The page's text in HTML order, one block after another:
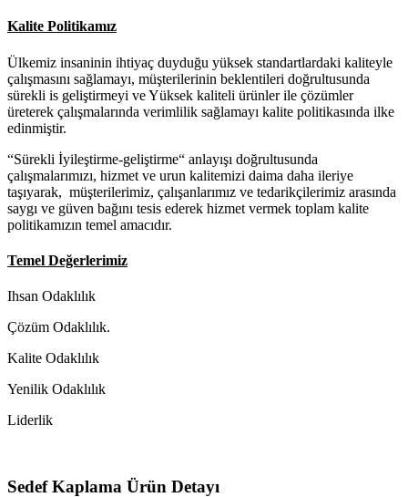
Kalite Politikamız
Ülkemiz insaninin ihtiyaç duyduğu yüksek standartlardaki kaliteyle
çalışmasını sağlamayı, müşterilerinin beklentileri doğrultusunda
sürekli is geliştirmeyi ve Yüksek kaliteli ürünler ile çözümler
üreterek çalışmalarında verimlilik sağlamayı kalite politikasında ilke
edinmiştir.
“Sürekli İyileştirme-geliştirme“ anlayışı doğrultusunda
çalışmalarımızı, hizmet ve urun kalitemizi daima daha ileriye
taşıyarak, müşterilerimiz, çalışanlarımız ve tedarikçilerimiz arasında
saygı ve güven bağını tesis ederek hizmet vermek toplam kalite
politikamızın temel amacıdır.
Temel Değerlerimiz
Ihsan Odaklılık
Çözüm Odaklılık.
Kalite Odaklılık
Yenilik Odaklılık
Liderlik
Sedef Kaplama Ürün Detayı